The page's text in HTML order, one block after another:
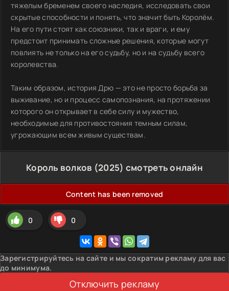
тяжелым бременем своего наследия, исследовать свои
скрытые способности и понять, что значит быть Королём.
На его пути стоят как союзники, так и враги, и ему
предстоит принимать сложные решения, которые могут
повлиять не только на его судьбу, но и на судьбу всего
королевства.
Таким образом, история Дрю — это не просто борьба за
выживание, но и процесс самопознания, на протяжении
которого он открывает в себе силу и мужество,
необходимые для противостояния темным силам,
угрожающим всем живым существам.
Король волков (2025) смотреть онлайн
Content has been removed
0 0
Зарегистрируйтесь на сайте и мы сократим рекламу для вас
до минимума.
Отключить рекламу